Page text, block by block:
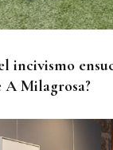
incivismo
Milagrosa?